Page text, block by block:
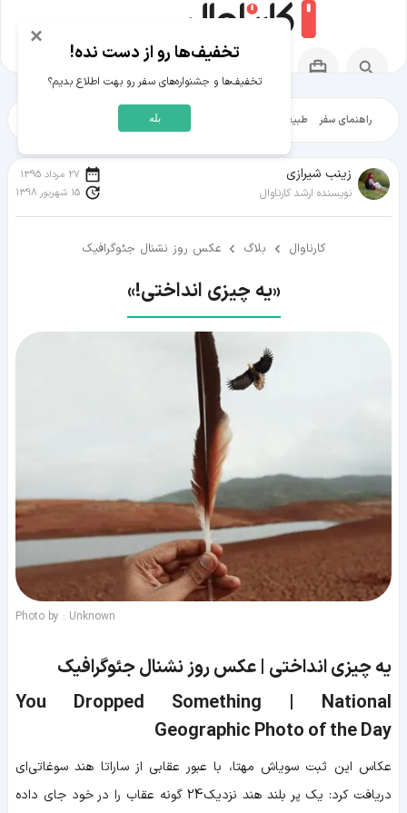
راهنمای سفر طبیعت‌گردی شهرگردی
زينب شيرازی
نویسنده ارشد کارناوال
27 مرداد 1395
15 شهریور 1398
کارناوال بلاگ عکس روز نشنال جئوگرافیک
«یه چیزی انداختی!»
Photo by : Unknown
یه چیزی انداختی | عکس روز نشنال جئوگرافیک
You Dropped Something | National
Geographic Photo of the Day
عکاس این ثبت سویاش مهتا، با عبور عقابی از ساراتا هند سوغاتی‌ای
دریافت کرد: یک پر بلند
هند نزدیک 24 گونه عقاب را در خود جای داده
×
تخفیف‌ها رو از دست نده!
تخفیف‌ها و جشنواره‌های سفر رو بهت اطلاع بدیم؟
بله